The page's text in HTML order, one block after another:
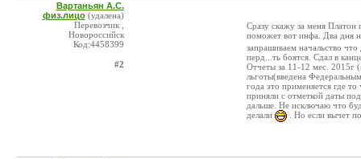
Вартаньян А.С.
физ.лицо (удалена)
Перевозчик ,
Новороссийск
Код:4458399
#2
Сразу скажу за меня Платон
поможет вот инфа. Два дня
запрашиваем начальство
перд...ть боятся. Сдал в
Отчеты за 11-12 мес. 2015г
льготы(введена
года это применяется где
приняли с отметкой даты
дальше. Не исключаю что
делали
. Но если вычет